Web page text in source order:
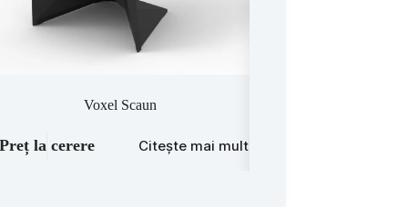
Voxel Scaun
Preț la cerere Citește mai mult